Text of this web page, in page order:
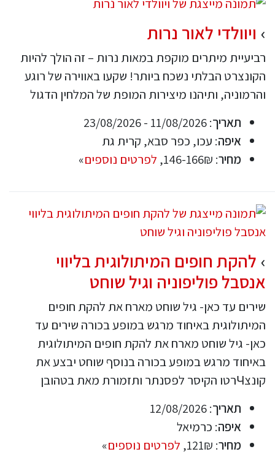
ויוולדי לאור נרות
רביעיית מיתרים מוקפת במאות נרות – זה הולך להיות
הקונצרט הבלתי נשכח ביותר! שקעו באווירה של רוגע
והרמוניה, ותיהנו מיצירות המופת של המלחין הדגול
תאריך: 11/08/2026 - 23/08/2026
איפה: עכו, כפר סבא, קרית גת
מחיר: 146-166₪, לפרטים נוספים»
להקת חופים המיתולוגית בליווי
אנסבל פוליפוניה וגיל שוחט
שירים עד כאן- גיל שוחט מארח את להקת חופים
המיתולוגית באיחוד מרגש במופע בכורה שירים עד
כאן- גיל שוחט מארח את להקת חופים המיתולוגית
באיחוד מרגש במופע בכורה בנוסף שוחט יבצע את
קונצЧרטו הקיסר לפסנתר ותזמורת מאת בטהובן
תאריך: 12/08/2026
איפה: כרמיאל
מחיר: 121₪, לפרטים נוספים»